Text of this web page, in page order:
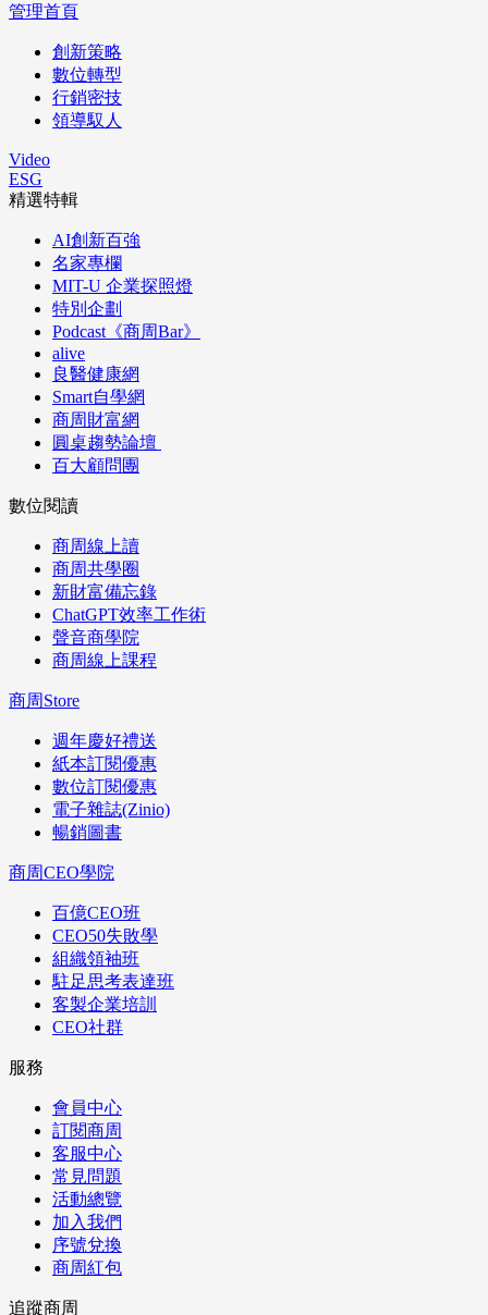
管理首頁
創新策略
數位轉型
行銷密技
領導馭人
Video
ESG
精選特輯
AI創新百強
名家專欄
MIT-U 企業探照燈
特別企劃
Podcast《商周Bar》
alive
良醫健康網
Smart自學網
商周財富網
圓桌趨勢論壇
百大顧問團
數位閱讀
商周線上讀
商周共學圈
新財富備忘錄
ChatGPT效率工作術
聲音商學院
商周線上課程
商周Store
週年慶好禮送
紙本訂閱優惠
數位訂閱優惠
電子雜誌(Zinio)
暢銷圖書
商周CEO學院
百億CEO班
CEO50失敗學
組織領袖班
駐足思考表達班
客製企業培訓
CEO社群
服務
會員中心
訂閱商周
客服中心
常見問題
活動總覽
加入我們
序號兌換
商周紅包
追蹤商周